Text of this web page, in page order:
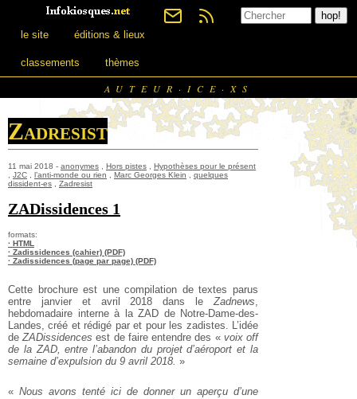
le site éditions & lieux
classements thèmes
AUTEUR·ICE·XS
Zadresist
11 mai 2018 - anonymes Hors pistes
Hypothèses pour le présent
J2C l’anti-monde ou rien Marc Georges Klein
quelques
dissident-es
Zadresist
ZADissidences 1
formats:
· HTML
· Zadissidences (cahier) (PDF)
· Zadissidences (page par page) (PDF)
Cette brochure est une compilation de textes parus
entre janvier et avril 2018 dans leZadnews,
hebdomadaire interne à la ZAD de Notre-Dame-des-
Landes, créé et rédigé par et pour les zadistes. L’idée
deZADissidences est de faire entendre des « voix off
de la ZAD, entre l’abandon du projet d’aéroport et la
semaine d’expulsion du 9 avril 2018. »
« Nous avons tenté ici de donner un aperçu d’une